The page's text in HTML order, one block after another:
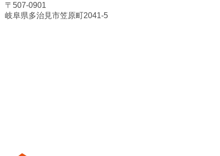
〒507-0901
岐阜県多治見市笠原町2041-5